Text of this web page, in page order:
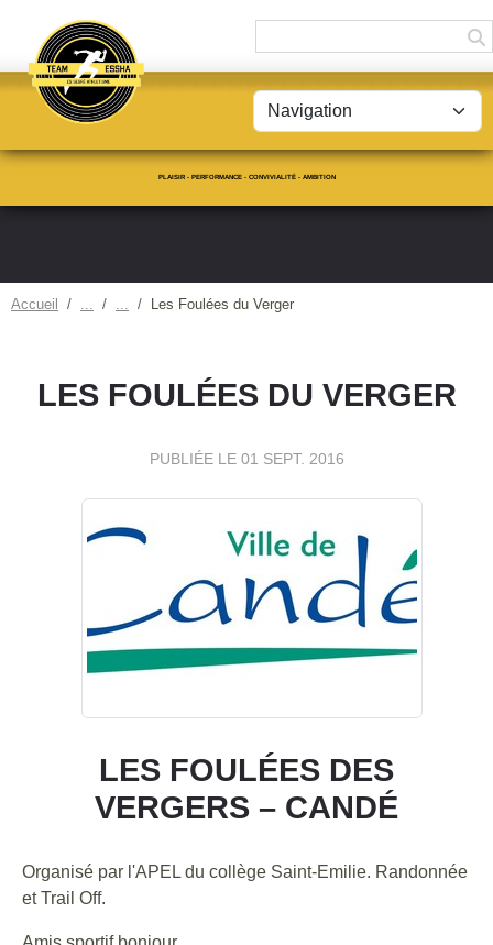
PLAISIR - PERFORMANCE - CONVIVIALITÉ - AMBITION
Accueil Les Foulées du Verger
LES FOULÉES DU VERGER
PUBLIÉE LE 01 SEPT. 2016
LES FOULÉES DES
VERGERS – CANDÉ
Organisé par l'APEL du collège Saint-Emilie. Randonnée
et Trail Off.